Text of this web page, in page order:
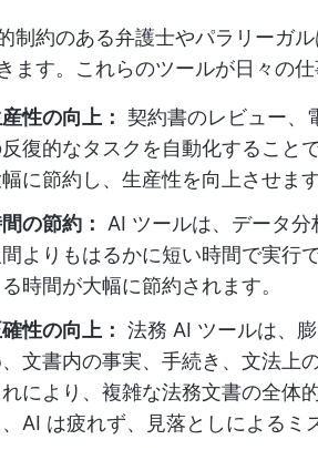
制約のある弁護士やパラリーガ
ます。これらのツールが日々の
性の向上： 契約書のレビュー、
復的なタスクを自動化すること
に節約し、生産性を向上させます
の節約： AI ツールは、データ分
間よりもはるかに短い時間で実行
時間が大幅に節約されます。
性の向上： 法務 AI ツールは、
文書内の事実、手続き、文法上
れにより、複雑な法務文書の全体
、AI は疲れず、見落としによるミ